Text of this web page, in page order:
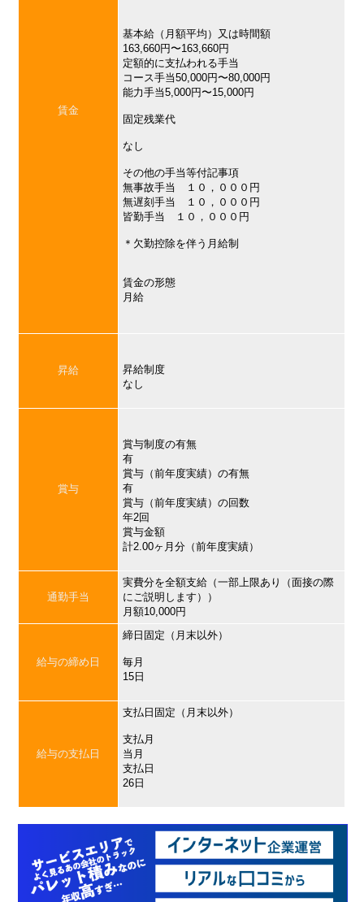
賃金
基本給（月額平均）又は時間額
163,660円〜163,660円
定額的に支払われる手当
コース手当50,000円〜80,000円
能力手当5,000円〜15,000円
固定残業代
なし
その他の手当等付記事項
無事故手当 １０，０００円
無遅刻手当 １０，０００円
皆勤手当 １０，０００円
＊欠勤控除を伴う月給制
賃金の形態
月給
昇給
昇給制度
なし
賞与
賞与制度の有無
有
賞与（前年度実績）の有無
有
賞与（前年度実績）の回数
年2回
賞与金額
計2.00ヶ月分（前年度実績）
通勤手当
実費分を全額支給（一部上限あり（面接の際
にご説明します））
月額10,000円
給与の締め日
締日固定（月末以外）
毎月
15日
給与の支払日
支払日固定（月末以外）
支払月
当月
支払日
26日